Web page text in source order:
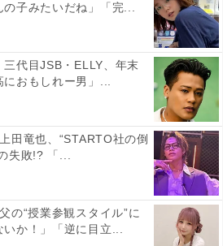
の子みたいだね」「完...
三代目JSB・ELLY、年末
おもしれー男」...
田竜也、“STARTO社の倒
失敗!? 「...
の“授業参観スタイル”に
いか！」「逆に目立...